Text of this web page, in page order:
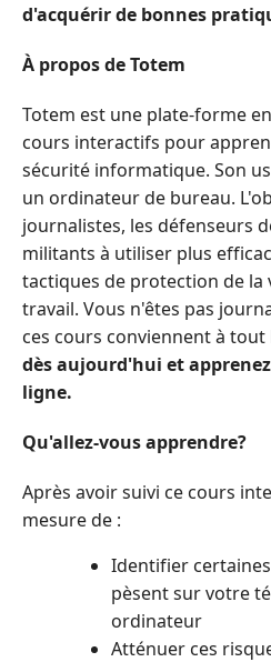
d'acquérir de bonnes
À propos de Totem
Totem est une plate-forme
cours interactifs pour
sécurité informatique. Son
un ordinateur de bureau.
journalistes, les défenseurs
militants à utiliser plus
tactiques de protection de la
travail. Vous n'êtes pas
ces cours conviennent à tout
dès aujourd'hui et
ligne.
Qu'allez-vous apprendre?
Après avoir suivi ce cours
mesure de :
Identifier
pèsent sur votre
ordinateur
Atténuer ces